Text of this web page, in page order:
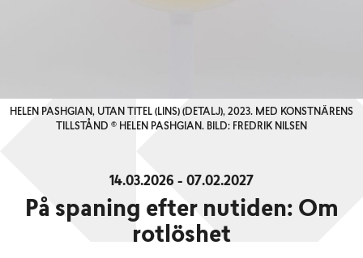
HELEN PASHGIAN, UTAN TITEL (LINS) (DETALJ), 2023. MED KONSTNÄRENS
TILLSTÅND © HELEN PASHGIAN. BILD: FREDRIK NILSEN
14.03.2026 - 07.02.2027
På spaning efter nutiden: Om
rotlöshet